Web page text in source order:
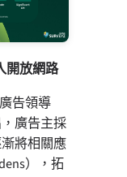
開放網路
告領導
廣告主採
將相關應
），拓